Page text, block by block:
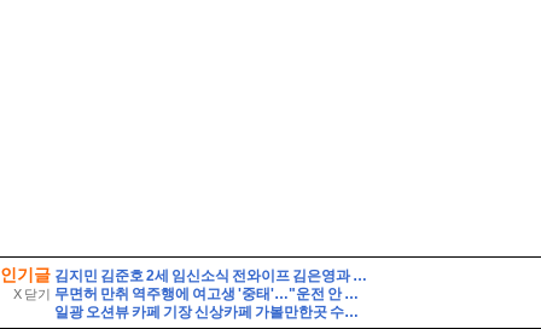
인기글
X 닫기
김지민 김준호 2세 임신소식 전와이프 김은영과 자녀는?
무면허 만취 역주행에 여고생 '중태'…"운전 안 했다" 거짓말 뒤집은 CCTV 입수
일광 오션뷰 카페 기장 신상카페 가볼만한곳 수목당 베이커리